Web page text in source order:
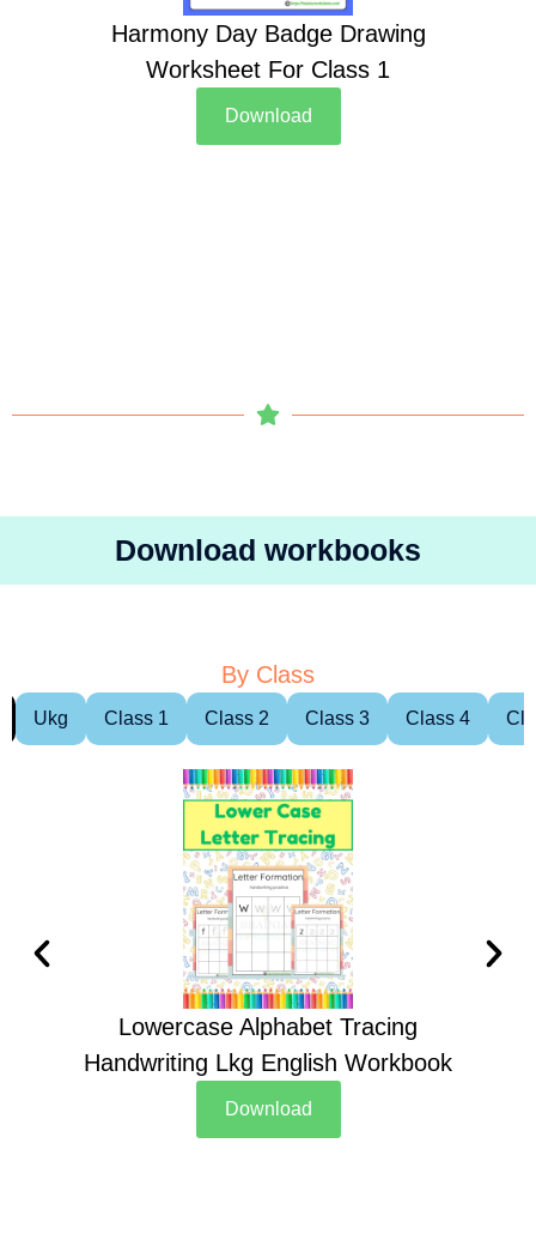
Harmony Day Badge Drawing
Worksheet For Class 1
Download
Download workbooks
By Class
Ukg Class 1 Class 2 Class 3 Class 4
Lowercase Alphabet Tracing
Handwriting Lkg English Workbook
Download